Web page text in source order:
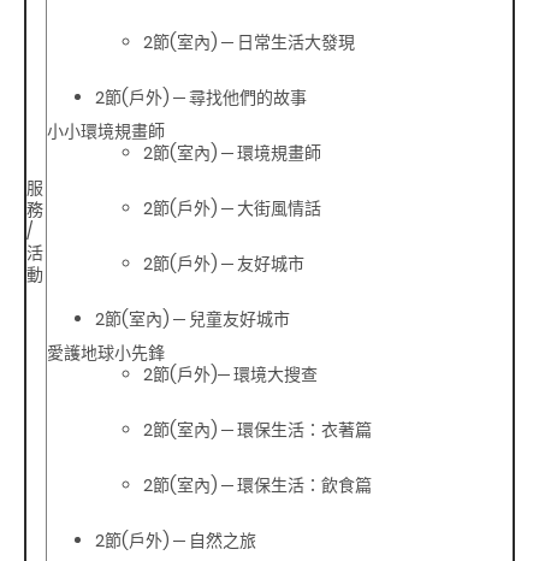
服
務
/
活
動
2節(室內) ─ 日常生活大發現
2節(戶外) ─ 尋找他們的故事
小小環境規畫師
2節(室內) ─ 環境規畫師
2節(戶外) ─ 大街風情話
2節(戶外) ─ 友好城市
2節(室內) ─ 兒童友好城市
愛護地球小先鋒
2節(戶外)─ 環境大搜查
2節(室內) ─ 環保生活：衣著篇
2節(室內) ─ 環保生活：飲食篇
2節(戶外) ─ 自然之旅